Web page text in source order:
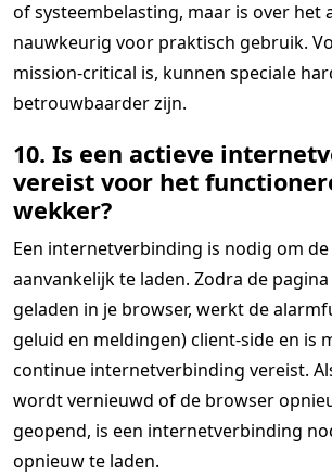
of systeembelasting, maar is over het
nauwkeurig voor praktisch gebruik.
mission-critical is, kunnen speciale
betrouwbaarder zijn.
10. Is een actieve
vereist voor het
wekker?
Een internetverbinding is nodig om
aanvankelijk te laden. Zodra de
geladen in je browser, werkt de
geluid en meldingen) client-side en is
continue internetverbinding vereist.
wordt vernieuwd of de browser
geopend, is een internetverbinding
opnieuw te laden.